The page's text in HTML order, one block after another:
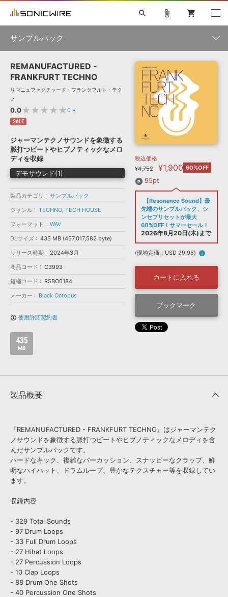
ソフト音源 »
プラグイン・エフェクト »
サンプルパック »
ソフトウェア／ツール »
DAW »
効果音 »
BGM »
キャンペーン »
特集 »
ニュースレター »
SONICWIREブログ »
製品サポート情報 »
DTMガイド »
FAQ »
お問い合わせ »
音楽カード
楽曲配信流通サービス
無償のサウンド管理ソフト
次世代型 ボーカル・エディタ
APS 映像のBGM・セリフを音声分離
SLS
search
初音ミク NT 鏡音リン・レン V4X 巡音ルカ V4X
KAITO V3
VOCALOID TOONTRACK
SPITFIRE AUDIO
VIENNA
EZ DRUMMER 3 SERUM
ライセンスフリーBGM
サンプルパックを試そう
ボーカル抜き出し
DUBSTEP
ELECTRONICA
MUTANT
ROUTER.FM
ソフト音源 プラグイン・エフェクト
ソフトウェア／ツール DAW 効果音
attach_file shopping_cart
サンプルパック
製品一覧
ジャンル
メーカー
ランキング
REMANUFACTURED -
FRANKFURT TECHNO
リマニュファクチャード・フランクフルト・テク
ノ
0.0★★★★★0 »
SALE
ジャーマンテクノサウンドを象徴する
脈打つビートやヒプノティックなメロ
ディを収録
デモサウンド(1)
製品カテゴリ
サンプルパック
ジャンル
TECHNO, TECH HOUSE
フォーマット
WAV
DLサイズ
435 MB (457,017,582 byte)
リリース時期
2024年3月
商品コード
C3993
短縮コード
RSBO0184
メーカー
Black Octopus
info_outline 使用許諾契約書
435
MB
税込価格
¥4,752
¥1,900 60%OFF
95pt
【Resonance Sound】最
先端のサンプルパック、シ
ンセプリセットが最大
60%OFF！サマーセール！
2026年8月20日(木)まで
(現地定価：USD 29.95) info
カートに入れる
ブックマーク
製品概要
『REMANUFACTURED - FRANKFURT TECHNO』はジャーマンテク
ノサウンドを象徴する脈打つビートやヒプノティックなメロディを含
んだサンプルパックです。
ハードなキック、複雑なパーカッション、スナッピーなクラップ、鮮
明なハイハット、ドラムループ、豊かなテクスチャー等を収録してい
ます。
収録内容
- 329 Total Sounds
- 97 Drum Loops
- 33 Full Drum Loops
- 27 Hihat Loops
- 27 Percussion Loops
- 10 Clap Loops
- 88 Drum One Shots
- 40 Percussion One Shots